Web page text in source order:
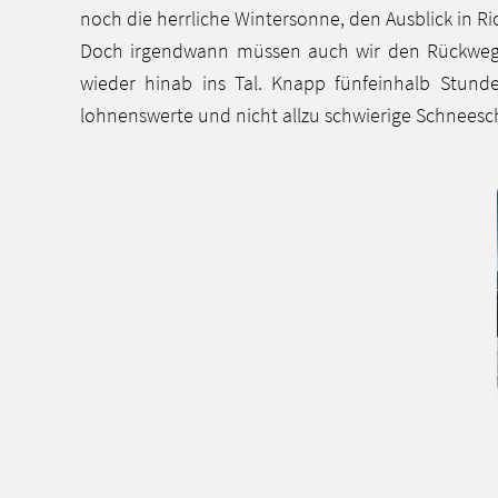
noch die herrliche Wintersonne, den Ausblick in
Doch irgendwann müssen auch wir den
wieder hinab ins Tal. Knapp fünfeinhalb
lohnenswerte und nicht allzu schwierige